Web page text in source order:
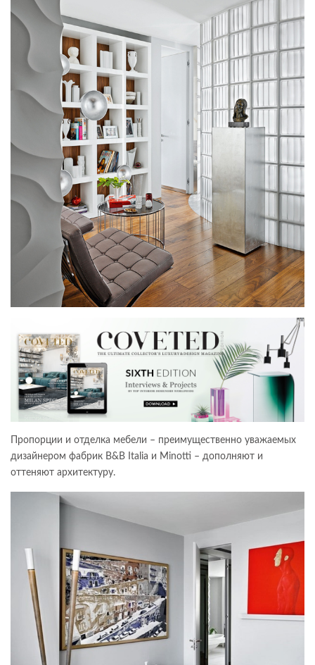
Пропорции и отделка мебели – преимущественно уважаемых
дизайнером фабрик B&B Italia и Minotti – дополняют и
оттеняют архитектуру.